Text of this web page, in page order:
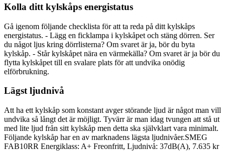
Kolla ditt kylskåps energistatus
Gå igenom följande checklista för att ta reda på ditt kylskåps
energistatus. - Lägg en ficklampa i kylskåpet och stäng dörren. Ser
du något ljus kring dörrlisterna? Om svaret är ja, bör du byta
kylskåp. - Står kylskåpet nära en värmekälla? Om svaret är ja bör du
flytta kylskåpet till en svalare plats för att undvika onödig
elförbrukning.
Lägst ljudnivå
Att ha ett kylskåp som konstant avger störande ljud är något man vill
undvika så långt det är möjligt. Tyvärr är man idag tvungen att stå ut
med lite ljud från sitt kylskåp men detta ska självklart vara minimalt.
Följande kylskåp har en av marknadens lägsta ljudnivåer.SMEG
FAB10RR Energiklass: A+ Freonfritt, Ljudnivå: 37dB(A), 7.635 kr